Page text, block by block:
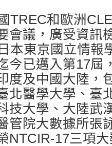
TREC和歐洲
會議，廣受資訊
本東京國立情報
今已邁入第17屆
度及中國大陸，
北醫學大學、臺
技大學、大陸武
管院大數據所張
NTCIR-17三項